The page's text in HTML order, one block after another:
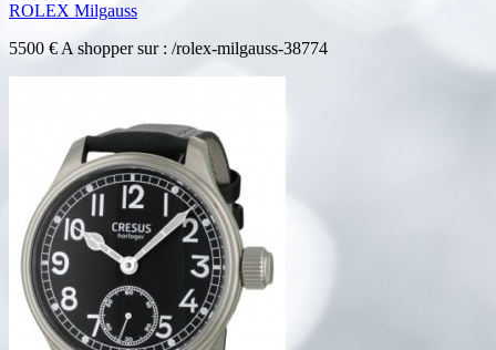
ROLEX Milgauss
5500 € A shopper sur : /rolex-milgauss-38774